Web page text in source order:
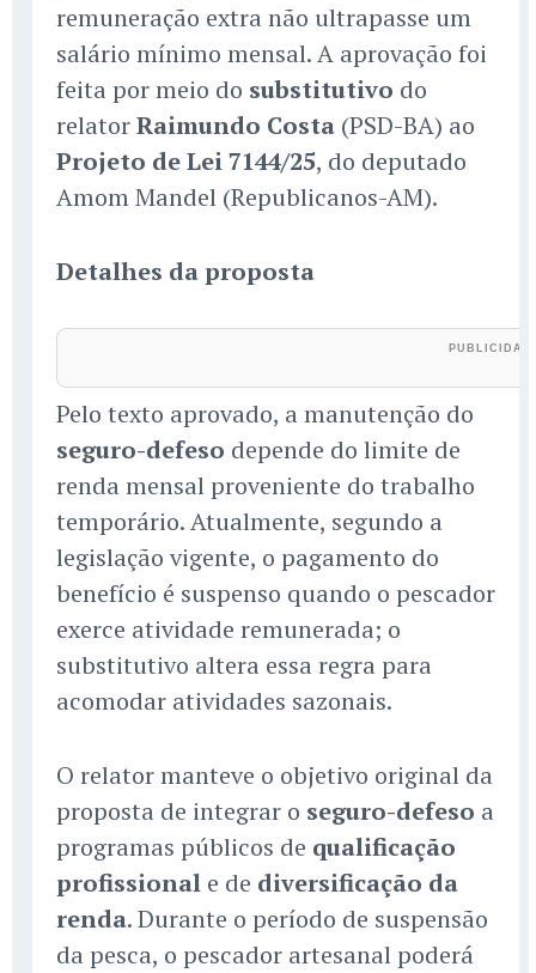
remuneração extra não ultrapasse um
salário mínimo mensal. A aprovação foi
feita por meio do substitutivo do
relatorRaimundo Costa (PSD-BA) ao
Projeto de Lei 7144/25, do deputado
Amom Mandel (Republicanos-AM).
Detalhes da proposta
Pelo texto aprovado, a manutenção do
seguro-defeso depende do limite de
renda mensal proveniente do trabalho
temporário. Atualmente, segundo a
legislação vigente, o pagamento do
benefício é suspenso quando o pescador
exerce atividade remunerada; o
substitutivo altera essa regra para
acomodar atividades sazonais.
O relator manteve o objetivo original da
proposta de integrar o seguro-defeso a
programas públicos de qualificação
profissional e de diversificação da
renda. Durante o período de suspensão
da pesca, o pescador artesanal poderá